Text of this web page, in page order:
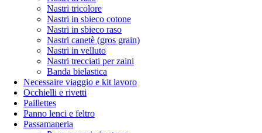
Nastri tricolore
Nastri in sbieco cotone
Nastri in sbieco raso
Nastri canetè (gros grain)
Nastri in velluto
Nastri trecciati per zaini
Banda bielastica
Necessaire viaggio e kit lavoro
Occhielli e rivetti
Paillettes
Panno lenci e feltro
Passamaneria